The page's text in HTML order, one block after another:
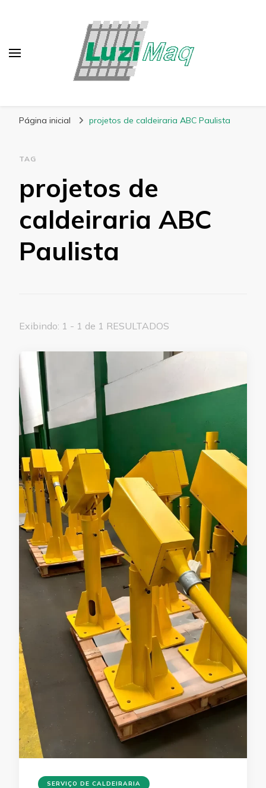
Página inicial projetos de caldeiraria ABC Paulista
TAG
projetos de
caldeiraria ABC
Paulista
Exibindo: 1 - 1 de 1 RESULTADOS
SERVIÇO DE CALDEIRARIA